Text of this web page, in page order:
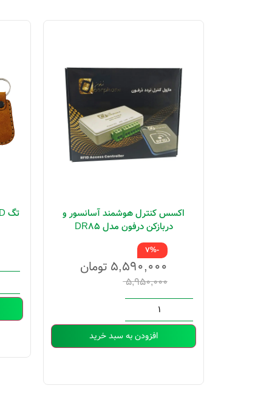
اکسس کنترل هوشمند آسانسور و
دربازکن درفون مدل DR85
۵,۹۵۰,۰۰۰
۵,۵۹۰,۰۰۰ تومان
-7%
افزودن به سبد خرید